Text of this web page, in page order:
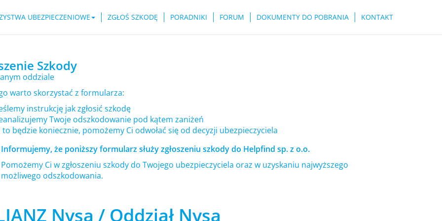
UBEZPIECZENIOWE ZGŁOŚ SZKODĘ PORADNIKI FORUM DOKUMENTY DO POBRANIA KONTAKT
Szkody
oddziale
warto skorzystać z formularza:
instrukcję jak zgłosić szkodę
Twoje odszkodowanie pod kątem zaniżeń
będzie koniecznie, pomożemy Ci odwołać się od decyzji ubezpieczyciela
Informujemy, że poniższy formularz służy zgłoszeniu szkody do Helpfind sp. z o.o.
Pomożemy Ci w zgłoszeniu szkody do Twojego ubezpieczyciela oraz w uzyskaniu najwyższego
możliwego odszkodowania.
Nysa / Oddział Nysa